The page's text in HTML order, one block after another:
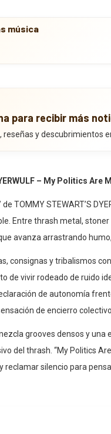
música
para recibir más
y descubrimientos
– My Politics Are
de TOMMY STEWART’S
Entre thrash metal,
avanza arrastrando
consignas y tribalismos
de vivir rodeado de ruido
de autonomía
de encierro
grooves densos y
del thrash. “My Politics
reclamar silencio para